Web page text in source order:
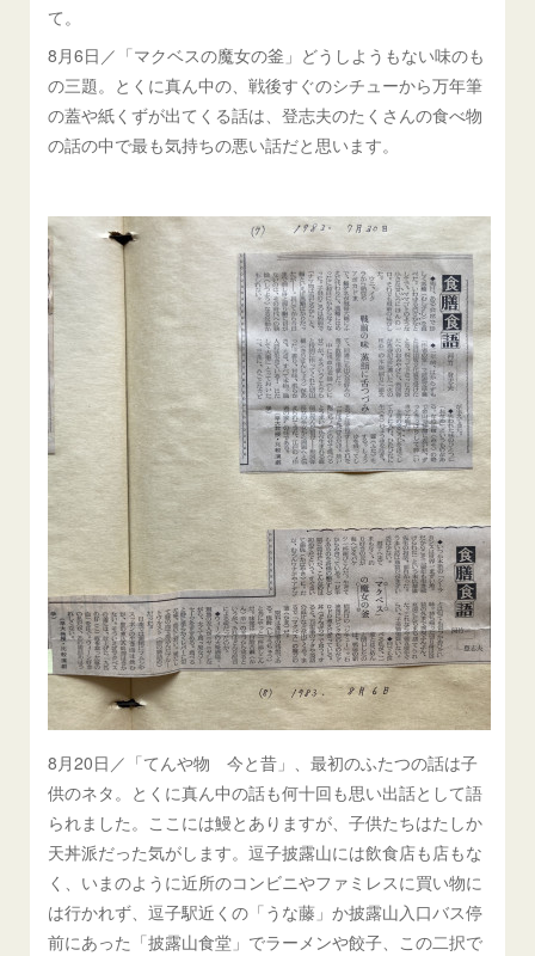
て。
8月6日／「マクベスの魔女の釜」どうしようもない味のも
の三題。とくに真ん中の、戦後すぐのシチューから万年筆
の蓋や紙くずが出てくる話は、登志夫のたくさんの食べ物
の話の中で最も気持ちの悪い話だと思います。
8月20日／「てんや物 今と昔」、最初のふたつの話は子
供のネタ。とくに真ん中の話も何十回も思い出話として語
られました。ここには鰻とありますが、子供たちはたしか
天丼派だった気がします。逗子披露山には飲食店も店もな
く、いまのように近所のコンビニやファミレスに買い物に
は行かれず、逗子駅近くの「うな藤」か披露山入口バス停
前にあった「披露山食堂」でラーメンや餃子、この二択で